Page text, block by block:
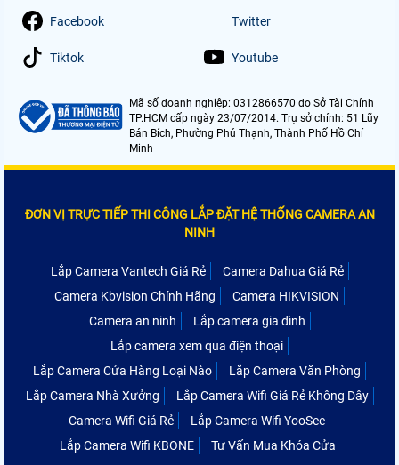
Facebook Twitter
Tiktok Youtube
Mã số doanh nghiệp: 0312866570 do Sở Tài Chính
TP.HCM cấp ngày 23/07/2014. Trụ sở chính: 51 Lũy
Bán Bích, Phường Phú Thạnh, Thành Phố Hồ Chí
Minh
ĐƠN VỊ TRỰC TIẾP THI CÔNG LẮP ĐẶT HỆ THỐNG CAMERA AN
NINH
Lắp Camera Vantech Giá Rẻ
Camera Dahua Giá Rẻ
Camera Kbvision Chính Hãng
Camera HIKVISION
Camera an ninh
Lắp camera gia đình
Lắp camera xem qua điện thoại
Lắp Camera Cửa Hàng Loại Nào
Lắp Camera Văn Phòng
Lắp Camera Nhà Xưởng
Lắp Camera Wifi Giá Rẻ Không Dây
Camera Wifi Giá Rẻ
Lắp Camera Wifi YooSee
Lắp Camera Wifi KBONE
Tư Vấn Mua Khóa Cửa